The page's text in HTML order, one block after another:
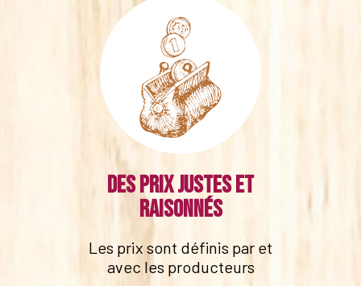
Des prix justes et
raisonnés
Les prix sont définis par et
avec les producteurs